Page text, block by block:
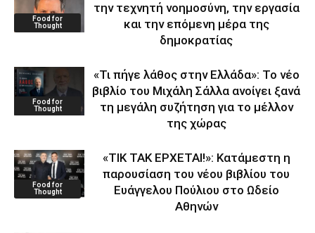
Food for
Thought
την τεχνητή νοημοσύνη, την εργασία
και την επόμενη μέρα της
δημοκρατίας
Food for
Thought
«Τι πήγε λάθος στην Ελλάδα»: Το νέο
βιβλίο του Μιχάλη Σάλλα ανοίγει ξανά
τη μεγάλη συζήτηση για το μέλλον
της χώρας
Food for
Thought
«ΤΙΚ ΤΑΚ ΕΡΧΕΤΑΙ!»: Κατάμεστη η
παρουσίαση του νέου βιβλίου του
Ευάγγελου Πούλιου στο Ωδείο
Αθηνών